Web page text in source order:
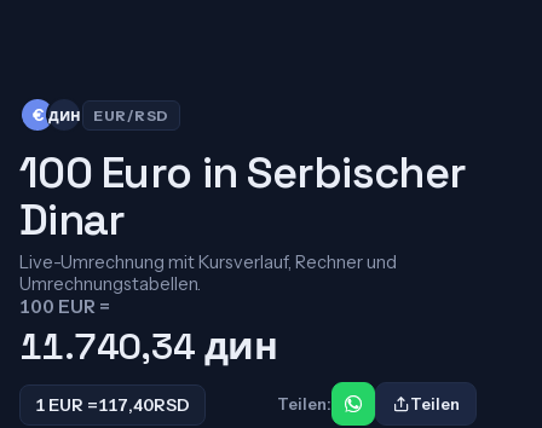
€ дин EUR/RSD
100 Euro in Serbischer
Dinar
Live-Umrechnung mit Kursverlauf, Rechner und
Umrechnungstabellen.
100 EUR =
11.740,34 дин
1 EUR =117,40RSD Teilen: Teilen